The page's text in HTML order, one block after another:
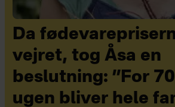
Da
vejret, tog Åsa en
beslutning: ”For
ugen bliver hele